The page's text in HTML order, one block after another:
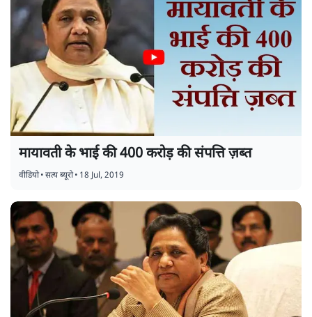
मायावती के भाई की 400 करोड़ की संपत्ति ज़ब्त
वीडियो•सत्य ब्यूरो• 18 Jul, 2019